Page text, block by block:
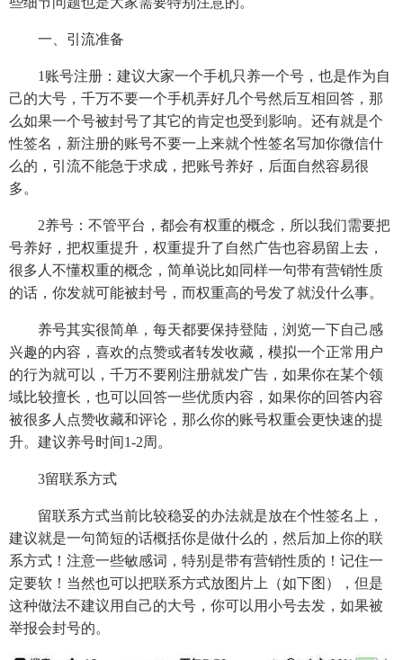
一、引流准备
1账号注册：建议大家一个手机只养一个号，也是作为自
己的大号，千万不要一个手机弄好几个号然后互相回答，那
么如果一个号被封号了其它的肯定也受到影响。还有就是个
性签名，新注册的账号不要一上来就个性签名写加你微信什
么的，引流不能急于求成，把账号养好，后面自然容易很
多。
2养号：不管平台，都会有权重的概念，所以我们需要把
号养好，把权重提升，权重提升了自然广告也容易留上去，
很多人不懂权重的概念，简单说比如同样一句带有营销性质
的话，你发就可能被封号，而权重高的号发了就没什么事。
养号其实很简单，每天都要保持登陆，浏览一下自己感
兴趣的内容，喜欢的点赞或者转发收藏，模拟一个正常用户
的行为就可以，千万不要刚注册就发广告，如果你在某个领
域比较擅长，也可以回答一些优质内容，如果你的回答内容
被很多人点赞收藏和评论，那么你的账号权重会更快速的提
升。建议养号时间1-2周。
3留联系方式
留联系方式当前比较稳妥的办法就是放在个性签名上，
建议就是一句简短的话概括你是做什么的，然后加上你的联
系方式！注意一些敏感词，特别是带有营销性质的！记住一
定要软！当然也可以把联系方式放图片上（如下图），但是
这种做法不建议用自己的大号，你可以用小号去发，如果被
举报会封号的。